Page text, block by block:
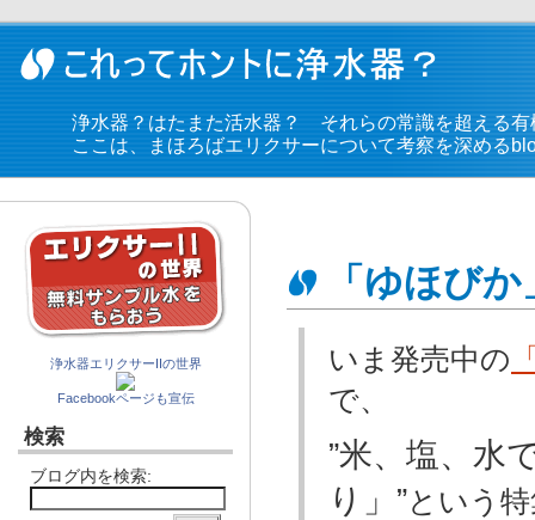
浄水器？はたまた活水器？ それらの常識を超える有
ここは、まほろばエリクサーについて考察を深める
「ゆほび
いま発売中の
で、
”米、塩、水
り」”という
浄水器エリクサーIIの世界
Facebookページも宣伝
検索
ブログ内を検索: